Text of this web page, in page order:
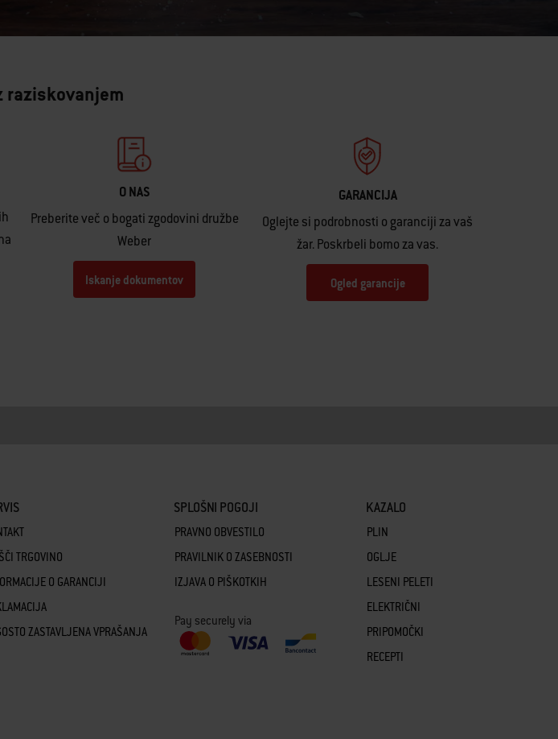
raziskovanjem
O NAS
Preberite več o bogati zgodovini družbe
Weber
Iskanje dokumentov
GARANCIJA
Oglejte si podrobnosti o garanciji za vaš
žar. Poskrbeli bomo za vas.
Ogled garancije
TRGOVINO
O GARANCIJI
ZASTAVLJENA VPRAŠANJA
SPLOŠNI POGOJI
PRAVNO OBVESTILO
PRAVILNIK O ZASEBNOSTI
IZJAVA O PIŠKOTKIH
Pay securely via
KAZALO
PLIN
OGLJE
LESENI PELETI
ELEKTRIČNI
PRIPOMOČKI
RECEPTI